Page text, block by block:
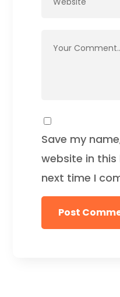
Save my
website in
next time I